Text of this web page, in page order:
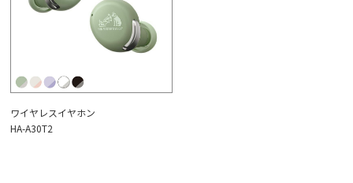
ワイヤレスイヤホン
HA-A30T2